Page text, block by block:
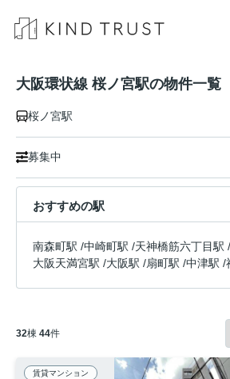
大阪環状線 桜ノ宮駅の物件一覧
桜ノ宮駅
募集中
おすすめの駅
南森町駅 /中崎町駅 /天神橋筋六丁目駅 /
大阪天満宮駅 /大阪駅 /扇町駅 /中津駅 /
32棟 44件
賃貸マンション